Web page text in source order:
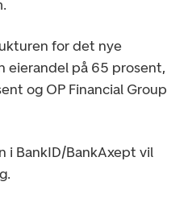
for det nye
eierandel på 65 prosent,
og OP Financial Group
i BankID/BankAxept vil